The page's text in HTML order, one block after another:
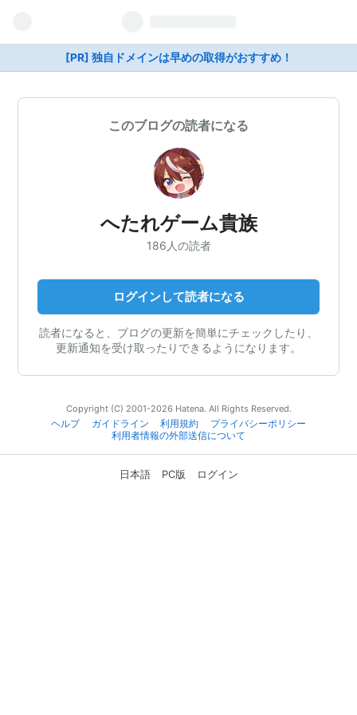
[PR] 独自ドメインは早めの取得がおすすめ！
このブログの読者になる
へたれゲーム貴族
186人の読者
ログインして読者になる
読者になると、ブログの更新を簡単にチェックしたり、
更新通知を受け取ったりできるようになります。
Copyright (C) 2001-2026 Hatena. All Rights Reserved.
ヘルプ
ガイドライン 利用規約
プライバシーポリシー
利用者情報の外部送信について
日本語 PC版 ログイン